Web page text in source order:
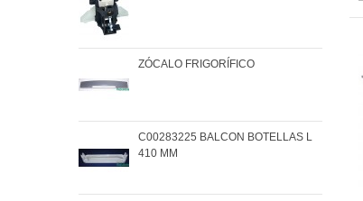
ZÓCALO FRIGORÍFICO
C00283225 BALCON BOTELLAS L
410 MM